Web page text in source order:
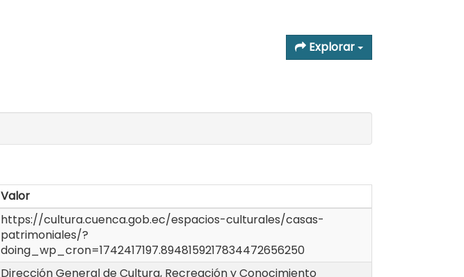
Explorar
Valor
https://cultura.cuenca.gob.ec/espacios-culturales/casas-
patrimoniales/?
doing_wp_cron=1742417197.8948159217834472656250
Dirección General de Cultura, Recreación y Conocimiento